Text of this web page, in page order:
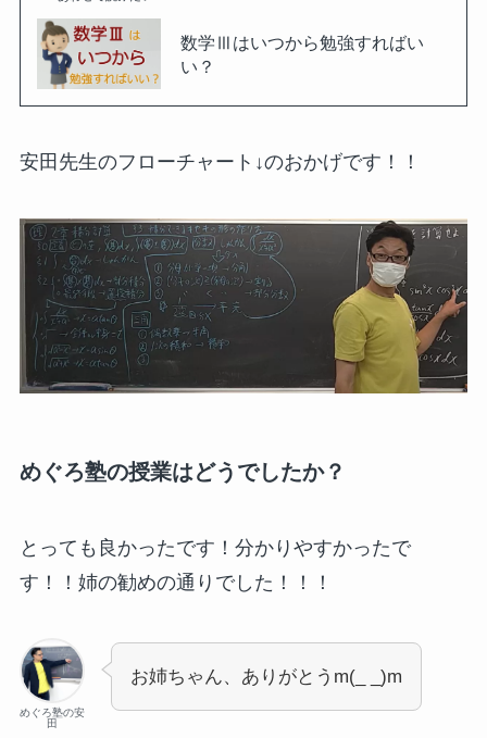
数学Ⅲはいつから勉強すればい
い？
安田先生のフローチャート↓のおかげです！！
めぐろ塾の授業はどうでしたか？
とっても良かったです！分かりやすかったで
す！！姉の勧めの通りでした！！！
めぐろ塾の安
田
お姉ちゃん、ありがとうm(_ _)m